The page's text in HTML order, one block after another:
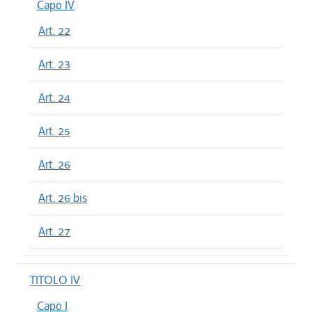
Capo IV
Art. 22
Art. 23
Art. 24
Art. 25
Art. 26
Art. 26 bis
Art. 27
TITOLO IV
Capo I